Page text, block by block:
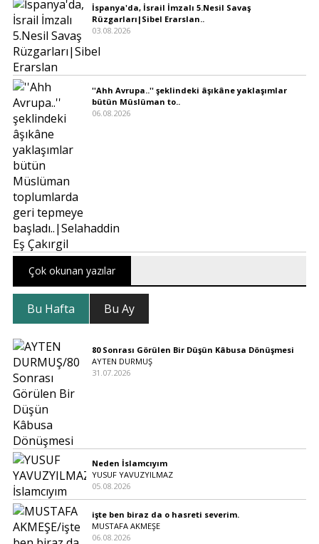
İspanya'da, İsrail İmzalı 5.Nesil Savaş
Rüzgarları|Sibel Erarslan..
03.08.2026
''Ahh Avrupa..'' şeklindeki âşıkâne yaklaşımlar
bütün Müslüman to..
06.08.2026
Çok okunan yazılar
Bu Hafta Bu Ay
80 Sonrası Görülen Bir Düşün Kâbusa Dönüşmesi
AYTEN DURMUŞ
31.07.2026
Neden İslamcıyım
YUSUF YAVUZYILMAZ
05.08.2026
işte ben biraz da o hasreti severim.
MUSTAFA AKMEŞE
06.08.2026